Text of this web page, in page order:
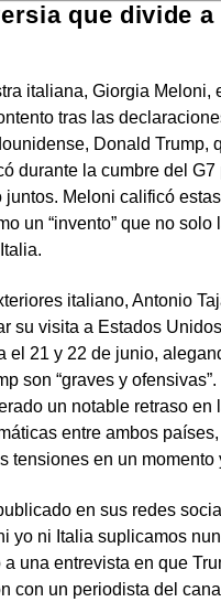
que divide a
italiana, Giorgia Meloni,
tras las
Donald Trump,
durante la cumbre del G7
juntos. Meloni calificó estas
un “invento” que no solo
italiano, Antonio
su visita a Estados Unidos
el 21 y 22 de junio,
son “graves y
un notable retraso en
entre ambos países,
tensiones en un momento
en sus redes
yo ni Italia suplicamos
una entrevista en que
con un periodista del